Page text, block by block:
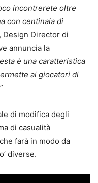
incontrerete oltre
con centinaia di
Design Director di
annuncia la
è una caratteristica
ai giocatori di
”
di modifica degli
di casualità
farà in modo da
diverse.